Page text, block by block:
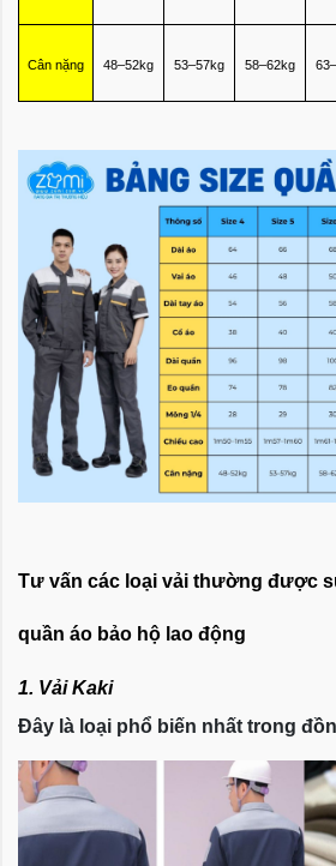
Cân nặng 48–52kg 53–57kg 58–62kg
Tư vấn các loại vải thường được
quần áo bảo hộ lao động
1. Vải Kaki
Đây là loại phổ biến nhất trong